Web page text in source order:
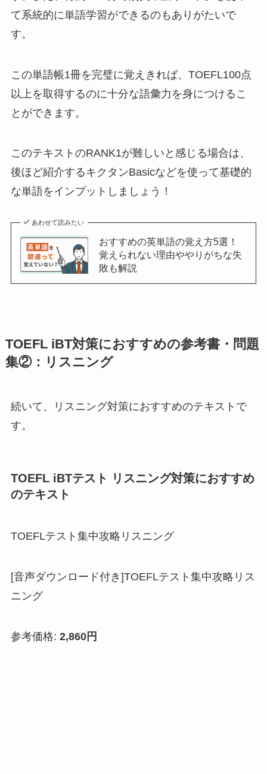
て系統的に単語学習ができるのもありがたいで
す。
この単語帳1冊を完璧に覚えきれば、TOEFL100点
以上を取得するのに十分な語彙力を身につけるこ
とができます。
このテキストのRANK1が難しいと感じる場合は、
後ほど紹介するキクタンBasicなどを使って基礎的
な単語をインプットしましょう！
あわせて読みたい
おすすめの英単語の覚え方5選！
覚えられない理由ややりがちな失
敗も解説
TOEFL iBT対策におすすめの参考書・問題
集②：リスニング
続いて、リスニング対策におすすめのテキストで
す。
TOEFL iBTテスト リスニング対策におすすめ
のテキスト
TOEFLテスト集中攻略リスニング
[音声ダウンロード付き]TOEFLテスト集中攻略リス
ニング
参考価格: 2,860円